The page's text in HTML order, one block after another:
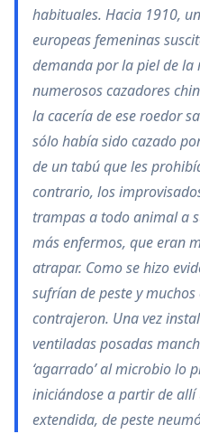
habituales. Hacia 1910,
europeas femeninas
demanda por la piel de
numerosos cazadores
la cacería de ese roedor
sólo había sido cazado
de un tabú que les
contrario, los
trampas a todo animal a
más enfermos, que eran
atrapar. Como se hizo
sufrían de peste y
contrajeron. Una vez
ventiladas posadas
‘agarrado’ al microbio lo
iniciándose a partir de
extendida, de peste